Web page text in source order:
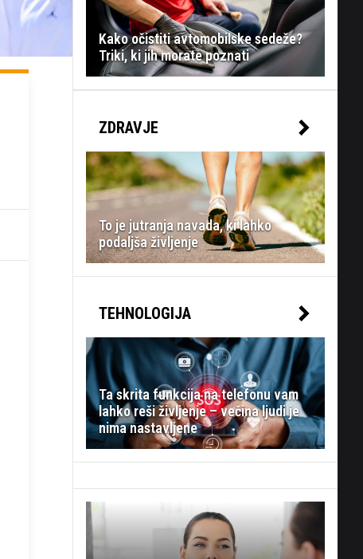
Kako očistiti avtomobilske sedeže?
Triki, ki jih morate poznati
ZDRAVJE
To je jutranja navada, ki lahko
podaljša življenje
TEHNOLOGIJA
Ta skrita funkcija na telefonu vam
lahko reši življenje – večina ljudi je
nima nastavljene